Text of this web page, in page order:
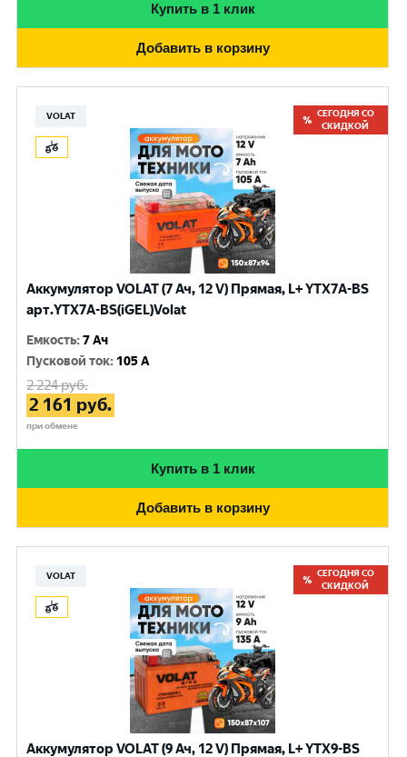
Купить в 1 клик
Добавить в корзину
VOLAT
СЕГОДНЯ СО
СКИДКОЙ
Аккумулятор VOLAT (7 Ач, 12 V) Прямая, L+ YTX7A-BS
арт.YTX7A-BS(iGEL)Volat
Емкость:7 Ач
Пусковой ток: 105 A
2 224руб.
2 161 руб.
при обмене
Купить в 1 клик
Добавить в корзину
VOLAT
СЕГОДНЯ СО
СКИДКОЙ
Аккумулятор VOLAT (9 Ач, 12 V) Прямая, L+ YTX9-BS